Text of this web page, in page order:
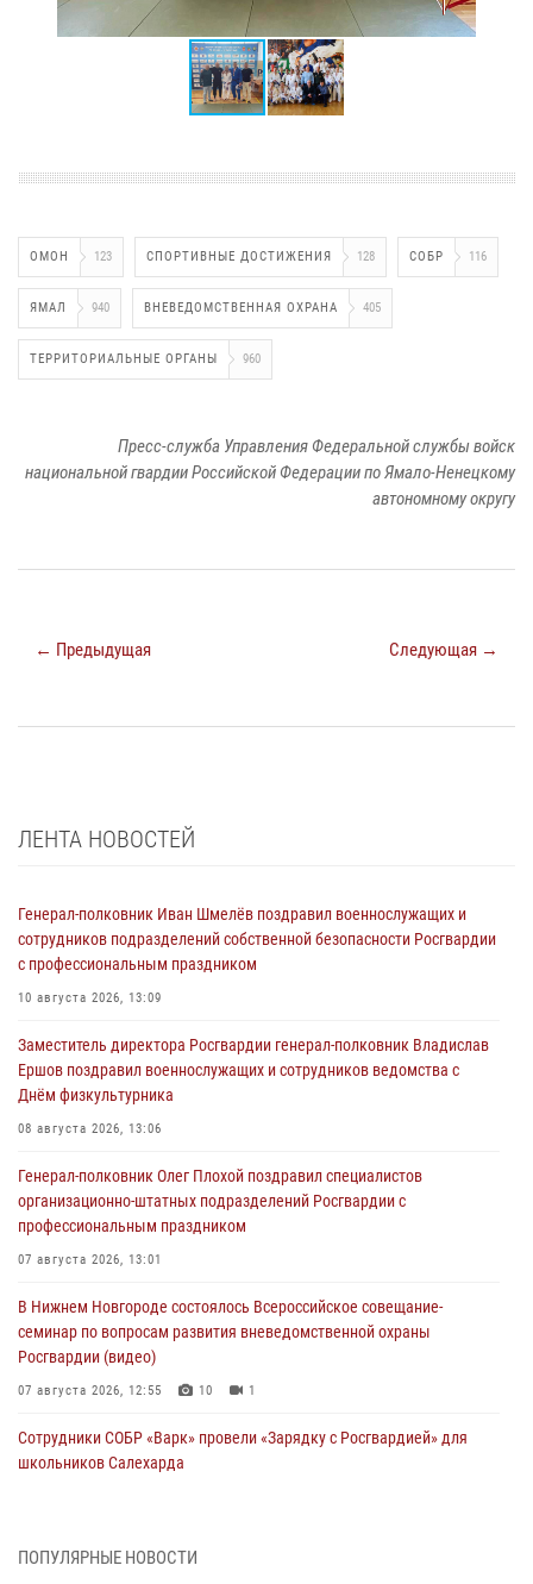
ОМОН 123 СПОРТИВНЫЕ ДОСТИЖЕНИЯ 128 СОБР 116
ЯМАЛ 940 ВНЕВЕДОМСТВЕННАЯ ОХРАНА 405
ТЕРРИТОРИАЛЬНЫЕ ОРГАНЫ 960
Пресс-служба Управления Федеральной службы войск
национальной гвардии Российской Федерации по Ямало-Ненецкому
автономному округу
← Предыдущая Следующая →
ЛЕНТА НОВОСТЕЙ
Генерал-полковник Иван Шмелёв поздравил военнослужащих и
сотрудников подразделений собственной безопасности Росгвардии
с профессиональным праздником
10 августа 2026, 13:09
Заместитель директора Росгвардии генерал-полковник Владислав
Ершов поздравил военнослужащих и сотрудников ведомства с
Днём физкультурника
08 августа 2026, 13:06
Генерал-полковник Олег Плохой поздравил специалистов
организационно-штатных подразделений Росгвардии с
профессиональным праздником
07 августа 2026, 13:01
В Нижнем Новгороде состоялось Всероссийское совещание-
семинар по вопросам развития вневедомственной охраны
Росгвардии (видео)
07 августа 2026, 12:55 10 1
Сотрудники СОБР «Варк» провели «Зарядку с Росгвардией» для
школьников Салехарда
на Урал
ПОПУЛЯРНЫЕ НОВОСТИ